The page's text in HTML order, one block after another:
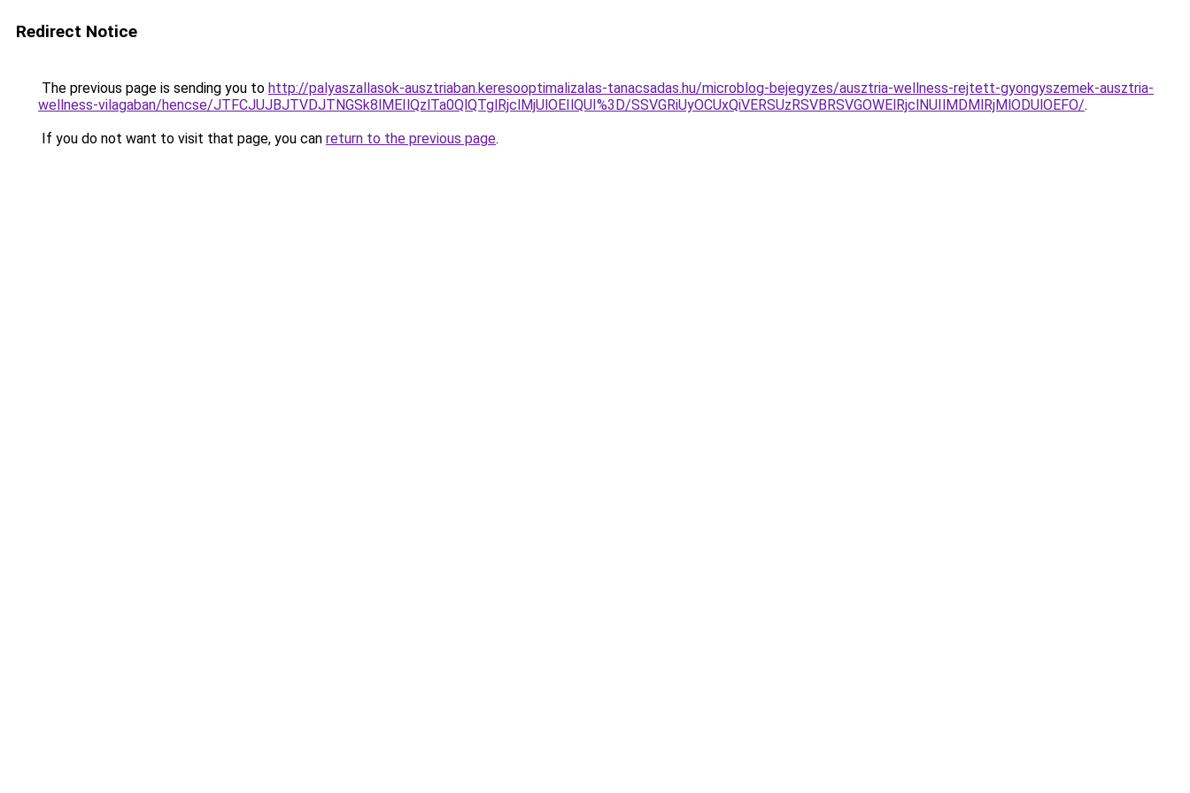
Redirect Notice
The previous page is sending you to http://palyaszallasok-ausztriaban.keresooptimalizalas-tanacsadas.hu/microblog-bejegyzes/ausztria-wellness-rejtett-gyongyszemek-ausztria-
wellness-vilagaban/hencse/JTFCJUJBJTVDJTNGSk8lMEIlQzlTa0QlQTglRjclMjUlOEIlQUI%3D/SSVGRiUyOCUxQiVERSUzRSVBRSVGOWElRjclNUIlMDMlRjMlODUlOEFO/.
If you do not want to visit that page, you can return to the previous page.